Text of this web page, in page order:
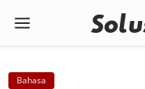
Bahasa